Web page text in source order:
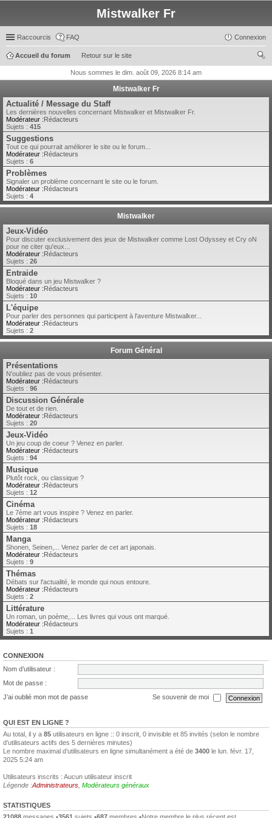
Mistwalker Fr
Raccourcis FAQ Connexion
Retour sur le site
Accueil du forum
ch
Nous sommes le dim. août 09, 2026 8:14 am
Mistwalker Fr
Actualité / Message du Staff
Les dernières nouvelles concernant Mistwalker et Mistwalker Fr.
Modérateur :Rédacteurs
Sujets : 415
Suggestions
Tout ce qui pourrait améliorer le site ou le forum...
Modérateur :Rédacteurs
Sujets : 6
Problèmes
Signaler un problème concernant le site ou le forum.
Modérateur :Rédacteurs
Sujets : 4
Mistwalker
Jeux-Vidéo
Pour discuter exclusivement des jeux de Mistwalker comme Lost Odyssey et Cry oN
pour ne citer qu'eux...
Modérateur :Rédacteurs
Sujets : 26
Entraide
Bloqué dans un jeu Mistwalker ?
Modérateur :Rédacteurs
Sujets : 10
L'équipe
Pour parler des personnes qui participent à l'aventure Mistwalker...
Modérateur :Rédacteurs
Sujets : 2
Forum Général
Présentations
N'oubliez pas de vous présenter.
Modérateur :Rédacteurs
Sujets : 96
Discussion Générale
De tout et de rien.
Modérateur :Rédacteurs
Sujets : 20
Jeux-Vidéo
Un jeu coup de coeur ? Venez en parler.
Modérateur :Rédacteurs
Sujets : 94
Musique
Plutôt rock, ou classique ?
Modérateur :Rédacteurs
Sujets : 12
Cinéma
Le 7ème art vous inspire ? Venez en parler.
Modérateur :Rédacteurs
Sujets : 18
Manga
Shonen, Seinen,... Venez parler de cet art japonais.
Modérateur :Rédacteurs
Sujets : 9
Thémas
Débats sur l'actualité, le monde qui nous entoure.
Modérateur :Rédacteurs
Sujets : 2
Littérature
Un roman, un poème,... Les livres qui vous ont marqué.
Modérateur :Rédacteurs
Sujets : 1
CONNEXION
Nom d’utilisateur :
Mot de passe :
J’ai oublié mon mot de passe
Se souvenir de moi
QUI EST EN LIGNE ?
Au total, il y a 85 utilisateurs en ligne :: 0 inscrit, 0 invisible et 85 invités (selon le nombre
d’utilisateurs actifs des 5 dernières minutes)
Le nombre maximal d’utilisateurs en ligne simultanément a été de 3400 le lun. févr. 17,
2025 5:24 am
Utilisateurs inscrits : Aucun utilisateur inscrit
Légende :Administrateurs Modérateurs généraux
STATISTIQUES